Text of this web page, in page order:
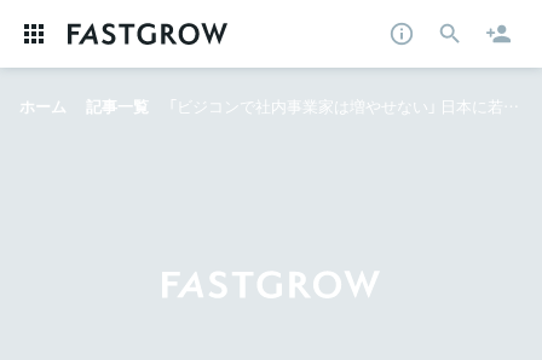
ホーム 記事一覧 「ビジコンで社内事業家は増やせない」 日本に若手事業プロデューサーを増やすべく誕生した、ユナイテッド役員総出の育成プログラムとは